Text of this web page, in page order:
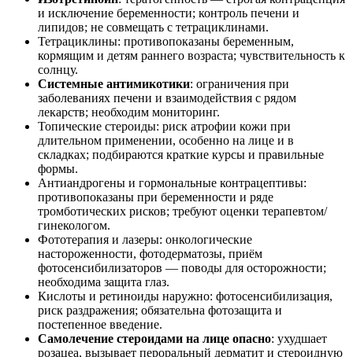
и исключение беременности; контроль печени и
липидов; не совмещать с тетрациклинами.
Тетрациклины: противопоказаны беременным,
кормящим и детям раннего возраста; чувствительность к
солнцу.
Системные антимикотики: ограничения при
заболеваниях печени и взаимодействия с рядом
лекарств; необходим мониторинг.
Топические стероиды: риск атрофии кожи при
длительном применении, особенно на лице и в
складках; подбираются краткие курсы и правильные
формы.
Антиандрогены и гормональные контрацептивы:
противопоказаны при беременности и ряде
тромботических рисков; требуют оценки терапевтом/
гинекологом.
Фототерапия и лазеры: онкологические
настороженности, фотодерматозы, приём
фотосенсибилизаторов — поводы для осторожности;
необходима защита глаз.
Кислоты и ретиноиды наружно: фотосенсибилизация,
риск раздражения; обязательна фотозащита и
постепенное введение.
Самолечение стероидами на лице опасно: ухудшает
розацеа, вызывает пероральный дерматит и стероидную